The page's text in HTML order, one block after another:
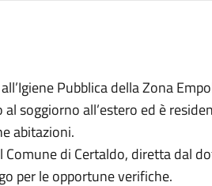
Pubblica della Zona
soggiorno all’estero ed è
abitazioni.
Comune di Certaldo, diretta dal
per le opportune verifiche.